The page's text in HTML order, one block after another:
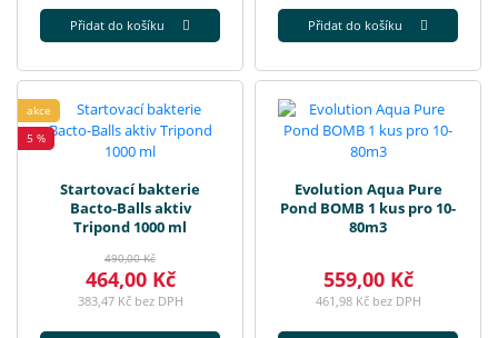
Přidat do košíku Přidat do košíku
akce
5 %
Startovací bakterie
Bacto-Balls aktiv
Tripond 1000 ml
490,00 Kč
464,00 Kč
383,47 Kč bez DPH
Evolution Aqua Pure
Pond BOMB 1 kus pro 10-
80m3
559,00 Kč
461,98 Kč bez DPH